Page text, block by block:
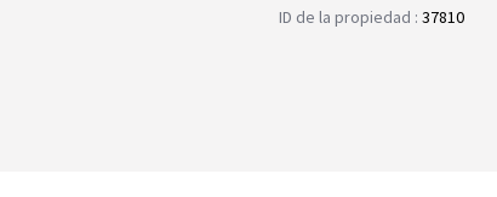
ID de la propiedad : 37810